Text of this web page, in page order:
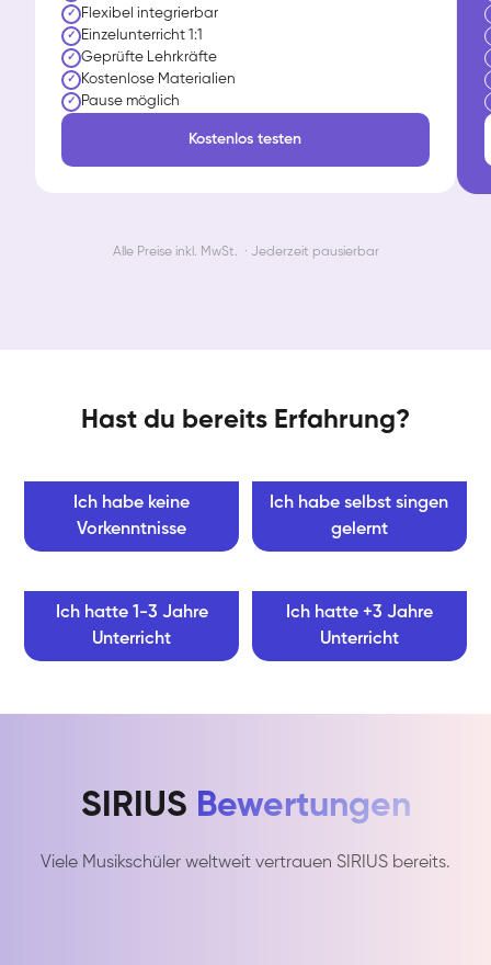
✓ Flexibel integrierbar
✓ Einzelunterricht 1:1
✓ Geprüfte Lehrkräfte
✓ Kostenlose Materialien
✓ Pause möglich
Kostenlos testen
Alle Preise inkl. MwSt. · Jederzeit pausierbar
Hast du bereits Erfahrung?
Ich habe keine
Vorkenntnisse
Ich habe selbst singen
gelernt
Ich hatte 1-3 Jahre
Unterricht
Ich hatte +3 Jahre
Unterricht
SIRIUS Bewertungen
Viele Musikschüler weltweit vertrauen SIRIUS bereits.